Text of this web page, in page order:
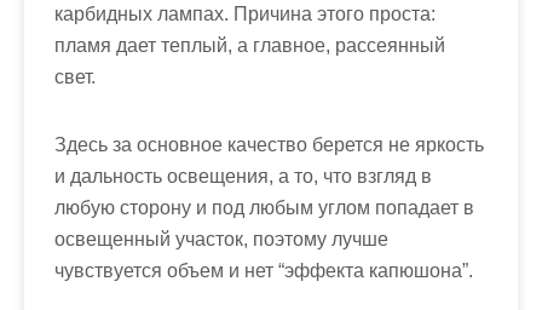
карбидных лампах. Причина этого проста:
пламя дает теплый, а главное, рассеянный
свет.
Здесь за основное качество берется не яркость
и дальность освещения, а то, что взгляд в
любую сторону и под любым углом попадает в
освещенный участок, поэтому лучше
чувствуется объем и нет “эффекта капюшона”.